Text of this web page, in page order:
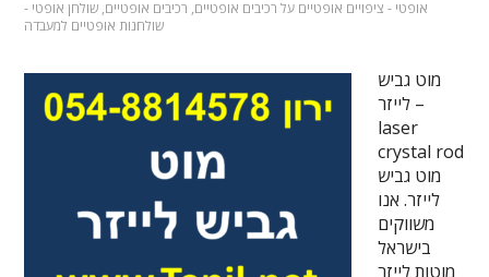
אופטי - ציפויים אופטיים על רכיבים אופטיים, רכיבים אופטיים, שולחן אופטי -
שולחנות אופטיים למעבדה
מוט גביש
לייזר –
laser
crystal rod
מוט גביש
לייזר. אנו
משווקים
בישראל
מוטות לייזר